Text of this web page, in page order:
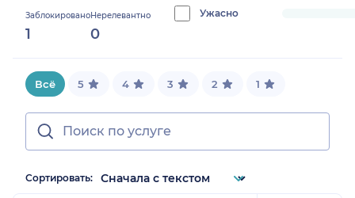
Заблокировано
1
Нерелевантно
0
0%
Ужасно
progress:
Всё 5 4 3 2 1
Сортировать: